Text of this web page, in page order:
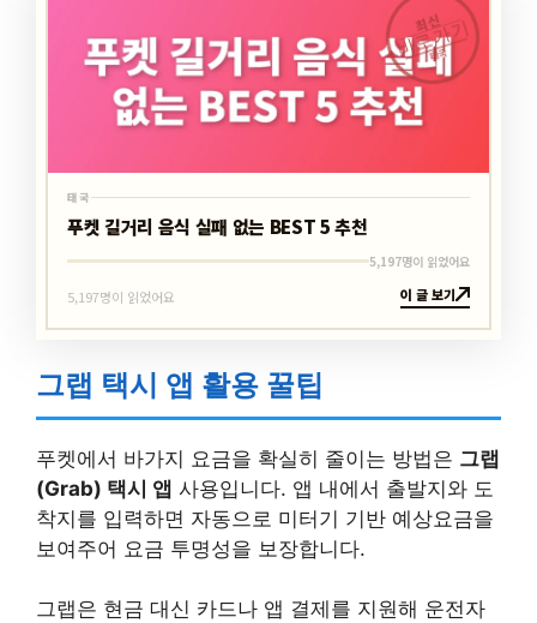
최신
바로가기
태국
태국
푸켓 길거리 음식 실패 없는 BEST 5 추천
5,197명이 읽었어요
5,197명이 읽었어요 이 글 보기
그랩 택시 앱 활용 꿀팁
푸켓에서 바가지 요금을 확실히 줄이는 방법은 그랩
(Grab) 택시 앱 사용입니다. 앱 내에서 출발지와 도
착지를 입력하면 자동으로 미터기 기반 예상요금을
보여주어 요금 투명성을 보장합니다.
그랩은 현금 대신 카드나 앱 결제를 지원해 운전자